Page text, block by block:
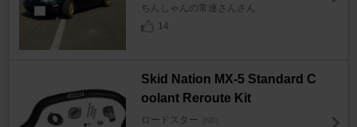
ちんしゃんの常連さんさん
14
Skid Nation MX-5 Standard C
oolant Reroute Kit
ロードスター [NB]